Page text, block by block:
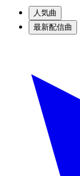
人気曲
最新配信曲